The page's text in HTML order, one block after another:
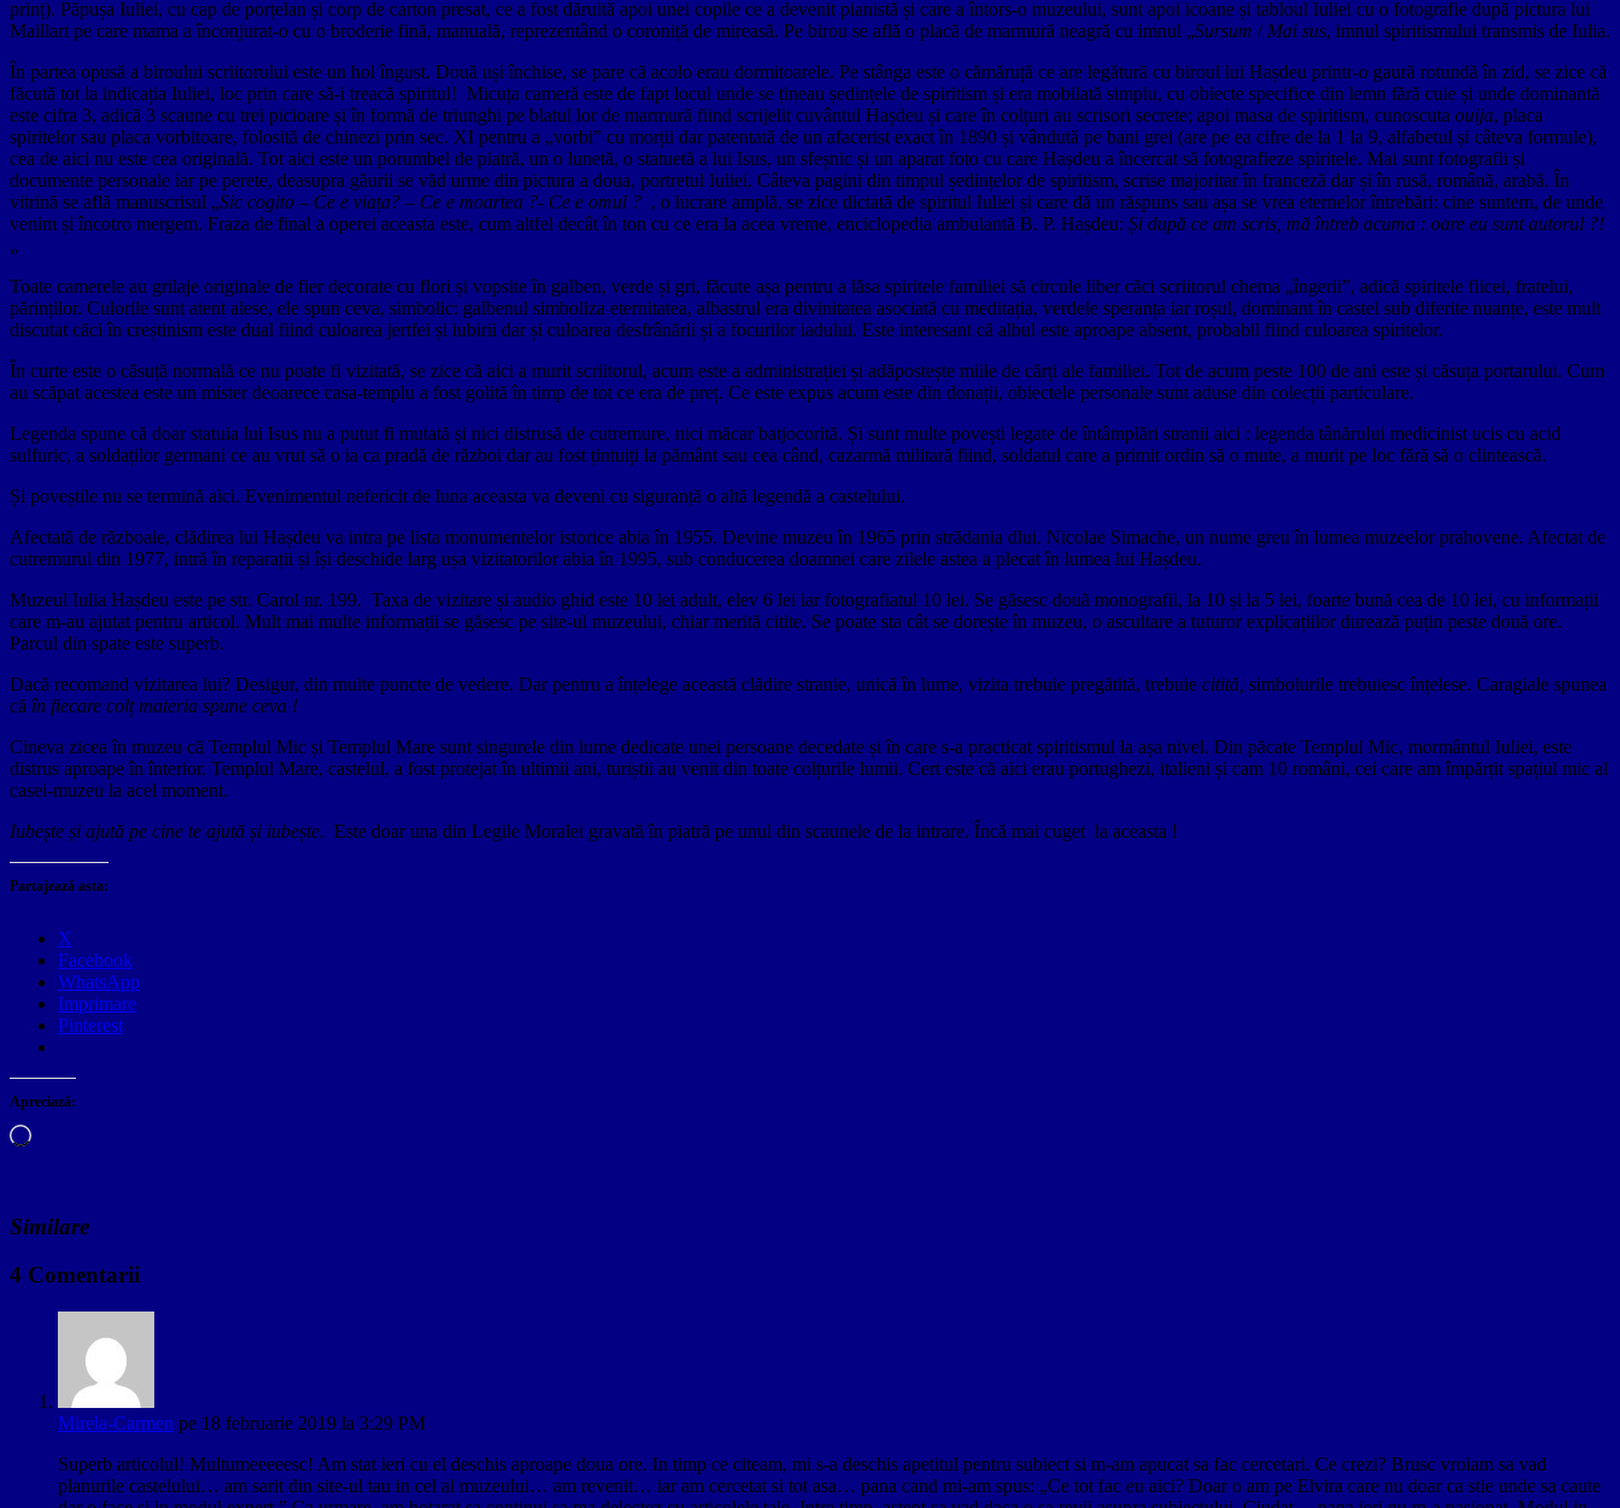
prinț). Păpușa Iuliei, cu cap de porțelan și corp de carton presat, ce a fost dăruită apoi unei copile ce a devenit pianistă și care a întors-o muzeului, sunt apoi icoane și tabloul Iuliei cu o fotografie după pictura lui
Maillart pe care mama a înconjurat-o cu o broderie fină, manuală, reprezentând o coroniță de mireasă. Pe birou se află o placă de marmură neagră cu imnul „Sursum / Mai sus, imnul spiritismului transmis de Iulia.
În partea opusă a biroului scriitorului este un hol îngust. Două uși închise, se pare că acolo erau dormitoarele. Pe stânga este o cămăruță ce are legătură cu biroul lui Hașdeu printr-o gaură rotundă în zid, se zice că
făcută tot la indicația Iuliei, loc prin care să-i treacă spiritul! Micuța cameră este de fapt locul unde se țineau ședințele de spiritism și era mobilată simplu, cu obiecte specifice din lemn fără cuie și unde dominantă
este cifra 3, adică 3 scaune cu trei picioare și în formă de triunghi pe blatul lor de marmură fiind scrijelit cuvântul Hașdeu și care în colțuri au scrisori secrete; apoi masa de spiritism, cunoscuta ouija, placa
spiritelor sau placa vorbitoare, folosită de chinezi prin sec. XI pentru a „vorbi” cu morții dar patentată de un afacerist exact în 1890 și vândută pe bani grei (are pe ea cifre de la 1 la 9, alfabetul și câteva formule),
cea de aici nu este cea originală. Tot aici este un porumbel de piatră, un o lunetă, o statuetă a lui Isus, un sfeșnic și un aparat foto cu care Hașdeu a încercat să fotografieze spiritele. Mai sunt fotografii și
documente personale iar pe perete, deasupra găurii se văd urme din pictura a doua, portretul Iuliei. Câteva pagini din timpul ședințelor de spiritism, scrise majoritar în franceză dar și în rusă, română, arabă. În
vitrină se află manuscrisul „Sic cogito – Ce e viața? – Ce e moartea ?- Ce e omul ? , o lucrare amplă, se zice dictată de spiritul Iuliei și care dă un răspuns sau așa se vrea eternelor întrebări: cine suntem, de unde
venim și încotro mergem. Fraza de final a operei aceasta este, cum altfel decât în ton cu ce era la acea vreme, enciclopedia ambulantă B. P. Hașdeu: Și după ce am scris, mă întreb acuma : oare eu sunt autorul ?!
„
Toate camerele au grilaje originale de fier decorate cu flori și vopsite în galben, verde și gri, făcute așa pentru a lăsa spiritele familiei să circule liber căci scriitorul chema „îngerii”, adică spiritele fiicei, fratelui,
părinților. Culorile sunt atent alese, ele spun ceva, simbolic: galbenul simboliza eternitatea, albastrul era divinitatea asociată cu meditația, verdele speranța iar roșul, dominant în castel sub diferite nuanțe, este mult
discutat căci în creștinism este dual fiind culoarea jertfei și iubirii dar și culoarea desfrânării și a focurilor iadului. Este interesant că albul este aproape absent, probabil fiind culoarea spiritelor.
În curte este o căsuță normală ce nu poate fi vizitată, se zice că aici a murit scriitorul, acum este a administrației și adăpostește miile de cărți ale familiei. Tot de acum peste 100 de ani este și căsuța portarului. Cum
au scăpat acestea este un mister deoarece casa-templu a fost golită în timp de tot ce era de preț. Ce este expus acum este din donații, obiectele personale sunt aduse din colecții particulare.
Legenda spune că doar statuia lui Isus nu a putut fi mutată și nici distrusă de cutremure, nici măcar batjocorită. Și sunt multe povești legate de întâmplări stranii aici : legenda tânărului medicinist ucis cu acid
sulfuric, a soldaților germani ce au vrut să o ia ca pradă de război dar au fost țintuiți la pământ sau cea când, cazarmă militară fiind, soldatul care a primit ordin să o mute, a murit pe loc fără să o clintească.
Și poveștile nu se termină aici. Evenimentul nefericit de luna aceasta va deveni cu siguranță o altă legendă a castelului.
Afectată de războaie, clădirea lui Hașdeu va intra pe lista monumentelor istorice abia în 1955. Devine muzeu în 1965 prin strădania dlui. Nicolae Simache, un nume greu în lumea muzeelor prahovene. Afectat de
cutremurul din 1977, intră în reparații și își deschide larg ușa vizitatorilor abia în 1995, sub conducerea doamnei care zilele astea a plecat în lumea lui Hașdeu.
Muzeul Iulia Hașdeu este pe str. Carol nr. 199. Taxa de vizitare și audio ghid este 10 lei adult, elev 6 lei iar fotografiatul 10 lei. Se găsesc două monografii, la 10 și la 5 lei, foarte bună cea de 10 lei, cu informații
care m-au ajutat pentru articol. Mult mai multe informații se găsesc pe site-ul muzeului, chiar merită citite. Se poate sta cât se dorește în muzeu, o ascultare a tuturor explicațiilor durează puțin peste două ore.
Parcul din spate este superb.
Dacă recomand vizitarea lui? Desigur, din multe puncte de vedere. Dar pentru a înțelege această clădire stranie, unică în lume, vizita trebuie pregătită, trebuie citită, simbolurile trebuiesc înțelese. Caragiale spunea
că în fiecare colț materia spune ceva !
Cineva zicea în muzeu că Templul Mic și Templul Mare sunt singurele din lume dedicate unei persoane decedate și în care s-a practicat spiritismul la așa nivel. Din păcate Templul Mic, mormântul Iuliei, este
distrus aproape în înterior. Templul Mare, castelul, a fost protejat în ultimii ani, turiștii au venit din toate colțurile lumii. Cert este că aici erau portughezi, italieni și cam 10 români, cei care am împărțit spațiul mic al
casei-muzeu la acel moment.
Iubește și ajută pe cine te ajută și iubește. Este doar una din Legile Moralei gravată în piatră pe unul din scaunele de la intrare. Încă mai cuget la aceasta !
Partajează asta:
X
Facebook
WhatsApp
Imprimare
Pinterest
Apreciază:
Încarc...
Similare
4 Comentarii
Mirela-Carmen pe 18 februarie 2019 la 3:29 PM
Superb articolul! Multumeeeeesc! Am stat ieri cu el deschis aproape doua ore. In timp ce citeam, mi s-a deschis apetitul pentru subiect si m-am apucat sa fac cercetari. Ce crezi? Brusc vroiam sa vad
planurile castelului… am sarit din site-ul tau in cel al muzeului… am revenit… iar am cercetat si tot asa… pana cand mi-am spus: „Ce tot fac eu aici? Doar o am pe Elvira care nu doar ca stie unde sa caute